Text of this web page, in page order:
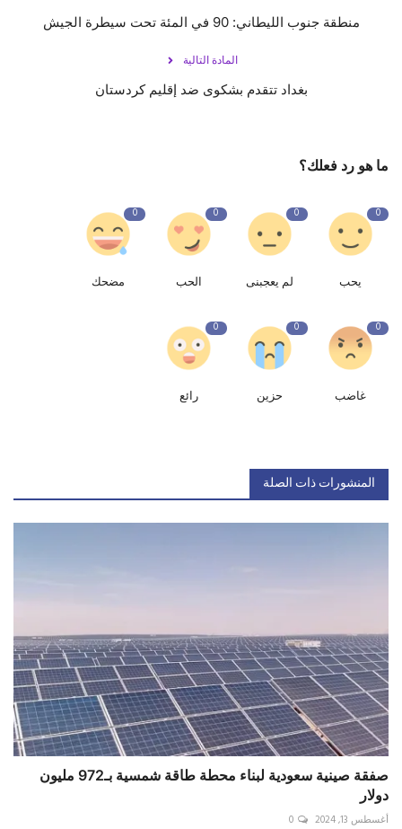
منطقة جنوب الليطاني: 90 في المئة تحت سيطرة الجيش
المادة التالية
بغداد تتقدم بشكوى ضد إقليم كردستان
ما هو رد فعلك؟
0
يحب
0
لم يعجبنى
0
الحب
0
مضحك
0
غاضب
0
حزين
0
رائع
المنشورات ذات الصلة
صفقة صينية سعودية لبناء محطة طاقة شمسية بـ972 مليون
دولار
أغسطس 13, 2024 0